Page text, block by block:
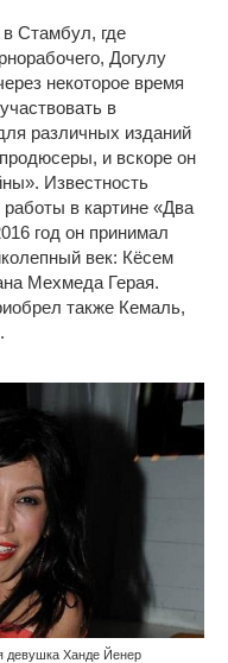
Стамбул, где
Догулу
некоторое время
в
различных изданий
и вскоре он
Известность
в картине «Два
год он принимал
век: Кёсем
Мехмеда Герая.
также Кемаль,
девушка Ханде Йенер